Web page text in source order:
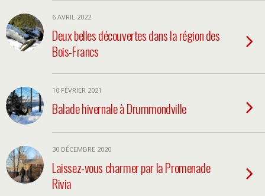
6 AVRIL 2022
Deux belles découvertes dans la région des
Bois-Francs
10 FÉVRIER 2021
Balade hivernale à Drummondville
30 DÉCEMBRE 2020
Laissez-vous charmer par la Promenade
Rivia